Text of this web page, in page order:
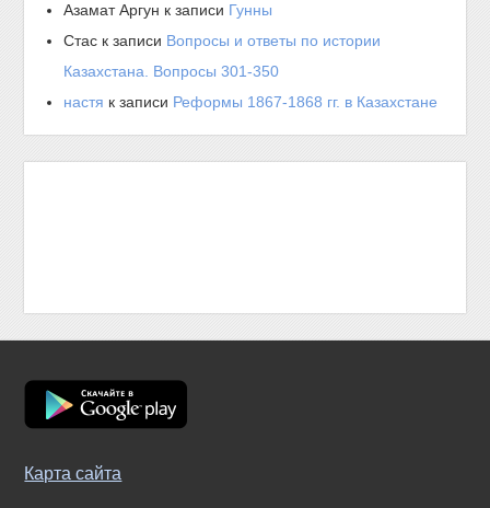
Азамат Аргун к записи Гунны
Стас к записи Вопросы и ответы по истории
Казахстана. Вопросы 301-350
настя к записи Реформы 1867-1868 гг. в Казахстане
Карта сайта